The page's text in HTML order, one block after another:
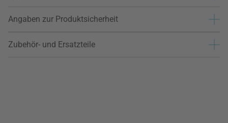
Angaben zur Produktsicherheit
Zubehör- und Ersatzteile